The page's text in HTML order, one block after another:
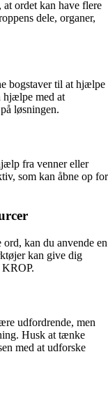
ordet kan have flere
dele, organer,
bogstaver til at hjælpe
hjælpe med at
løsningen.
fra venner eller
som kan åbne op for
kan du anvende en
kan give dig
udfordrende, men
Husk at tænke
med at udforske